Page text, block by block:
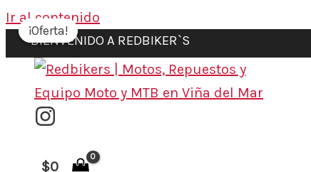
Ir al contenido
BIENVENIDO A REDBIKER`S
$0
¡Oferta!
¡Oferta!